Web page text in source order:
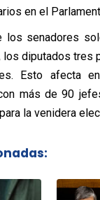
en el
los senadores
los diputados tres
Esto afecta
más de 90
la venidera